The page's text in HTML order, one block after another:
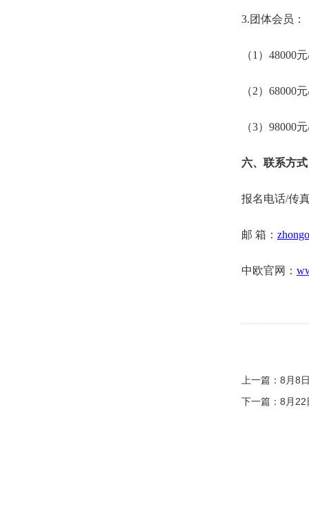
3.团体会员：
（1）48000
（2）68000
（3）98000
六、联系方式
报名电话/传
邮 箱：
中欧官网：
上一篇： 8月8
下一篇： 8月22